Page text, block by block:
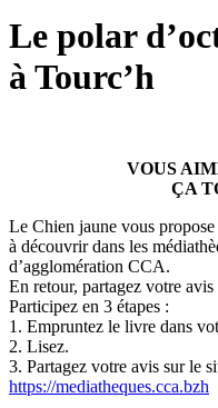
Le polar
à Tourc’h
VOUS
ÇA
Le Chien jaune vous
à découvrir dans les
d’agglomération CCA.
En retour, partagez votre avis
Participez en 3 étapes :
1. Empruntez le livre dans
2. Lisez.
3. Partagez votre avis sur le
https://mediatheques.cca.bzh